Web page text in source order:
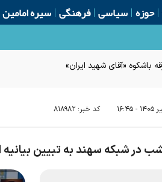
حوزه سیاسی فرهنگی سیره امامین
باشکوه «آقای شهید ایران»
کد خبر: ۸۱۸۹۸۲
در شبکه سهند به تبیین بیانیه